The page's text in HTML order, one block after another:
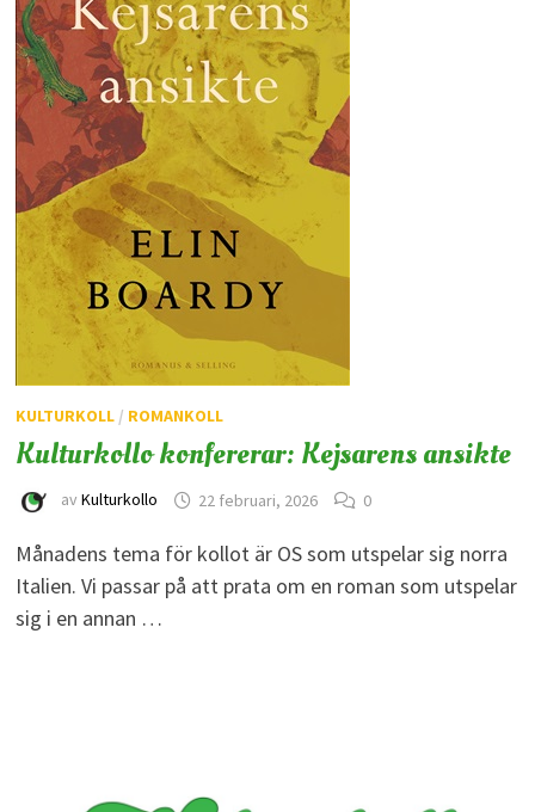
KULTURKOLL/ ROMANKOLL
Kulturkollo konfererar: Kejsarens ansikte
av Kulturkollo 22 februari, 2026 0
Månadens tema för kollot är OS som utspelar sig norra
Italien. Vi passar på att prata om en roman som utspelar
sig i en annan …